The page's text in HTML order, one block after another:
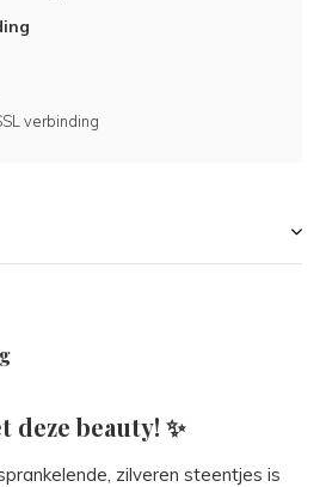
verbinding
beauty! ✨
zilveren steentjes is